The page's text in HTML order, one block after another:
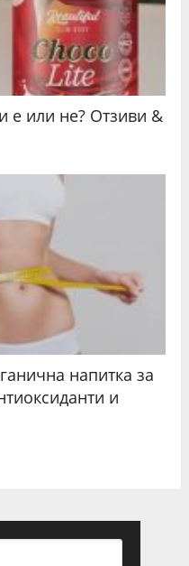
е или не? Отзиви &
напитка за
и